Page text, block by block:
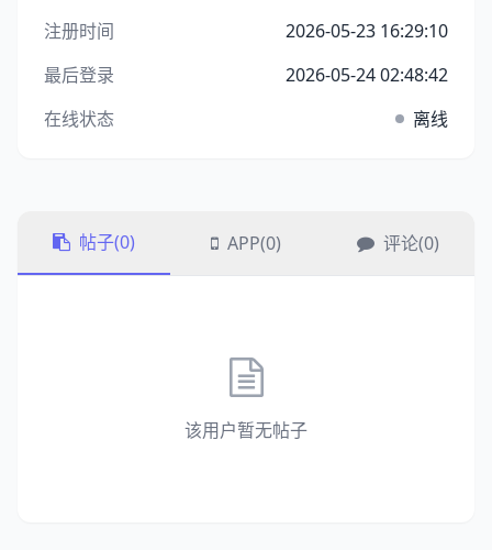
注册时间
2026-05-23 16:29:10
最后登录
2026-05-24 02:48:42
在线状态
离线
帖子(0) APP(0) 评论(0)
该用户暂无帖子